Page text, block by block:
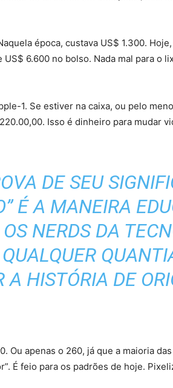
época, custava US$ 1.300.
6.600 no bolso. Nada mal para o
1. Se estiver na caixa, ou pelo
Isso é dinheiro para mudar
DE SEU
É A MANEIRA
NERDS DA
A HISTÓRIA DE
Ou apenas o 260, já que a maioria
É feio para os padrões de hoje.